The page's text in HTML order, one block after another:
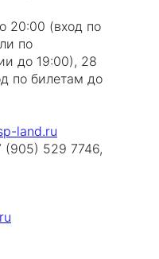
20:00 (вход по
по
до 19:00), 28
по билетам до
land.ru
(905) 529 7746,